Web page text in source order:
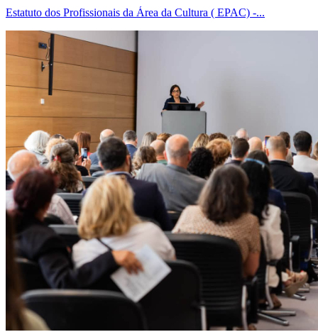
Estatuto dos Profissionais da Área da Cultura ( EPAC) -...